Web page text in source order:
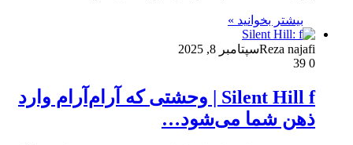
بیشتر بخوانید »
Reza najafiسپتامبر 8, 2025
0
Silent Hill f | وحشتی که آرام‌آرام وارد
ذهن شما می‌شود…